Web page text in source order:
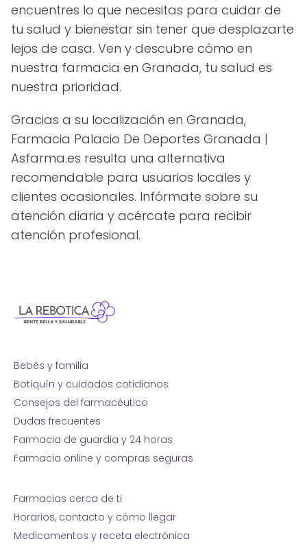
encuentres lo que necesitas para cuidar de
tu salud y bienestar sin tener que desplazarte
lejos de casa. Ven y descubre cómo en
nuestra farmacia en Granada, tu salud es
nuestra prioridad.
Gracias a su localización en Granada,
Farmacia Palacio De Deportes Granada |
Asfarma.es resulta una alternativa
recomendable para usuarios locales y
clientes ocasionales. Infórmate sobre su
atención diaria y acércate para recibir
atención profesional.
Bebés y familia
Botiquín y cuidados cotidianos
Consejos del farmacéutico
Dudas frecuentes
Farmacia de guardia y 24 horas
Farmacia online y compras seguras
Farmacias cerca de ti
Horarios, contacto y cómo llegar
Medicamentos y receta electrónica